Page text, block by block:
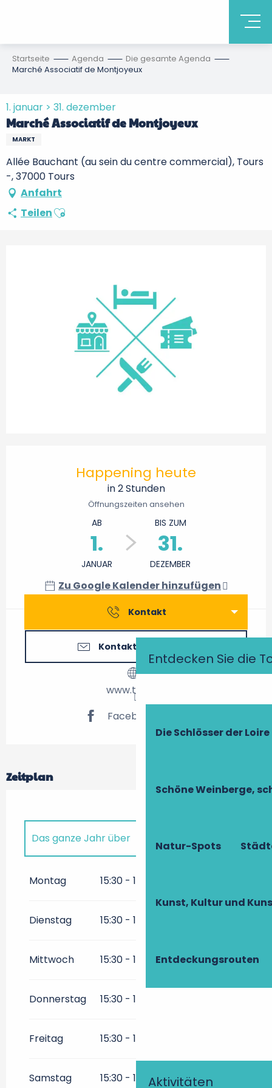
Entdecken Sie die
Die Schlösser der Loire
Schöne Weinberge,
Natur-Spots
Kunst, Kultur und
Entdeckungsrouten
Aktivitäten
Startseite Agenda
Die gesamte Agenda
Marché Associatif de Montjoyeux
1. januar > 31. dezember
Marché Associatif de Montjoyeux
MARKT
Allée Bauchant (au sein du centre commercial), Tours
-, 37000 Tours
Anfahrt
TeilenAjouter aux favoris
Happening heute
in 2 Stunden
Öffnungszeiten ansehen
AB
1.
JANUAR
BIS ZUM
31.
DEZEMBER
Zu Google Kalender hinzufügen
Kontakt
Kontaktieren Sie uns
www.tours.fr
Facebook Seite
Zeitplan
Das ganze Jahr über
Das ganze Jahr über 2027
Montag 15:30 - 19:00
Dienstag 15:30 - 19:00
Mittwoch 15:30 - 19:00
Donnerstag 15:30 - 19:00
Freitag 15:30 - 19:00
Samstag 15:30 - 19:00